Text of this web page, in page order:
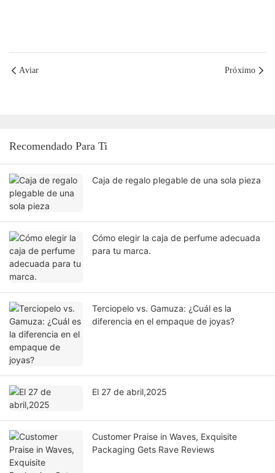
Aviar Próximo
Recomendado Para Ti
Caja de regalo plegable de una sola pieza
Cómo elegir la caja de perfume adecuada
para tu marca.
Terciopelo vs. Gamuza: ¿Cuál es la
diferencia en el empaque de joyas?
El 27 de abril,2025
Customer Praise in Waves, Exquisite
Packaging Gets Rave Reviews